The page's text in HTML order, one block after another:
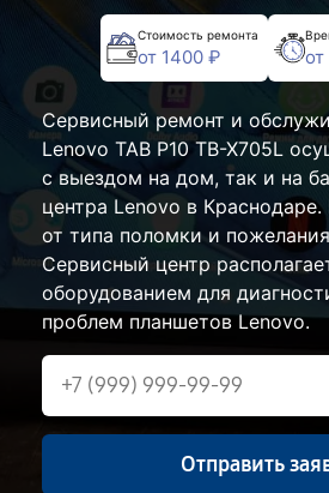
Стоимость ремонта
от 1400 ₽
Сервисный ремонт и
Lenovo TAB P10 TB-X705L
с выездом на дом, так и на
центра Lenovo в
от типа поломки и
Сервисный центр
оборудованием для
проблем планшетов Lenovo.
Отправить